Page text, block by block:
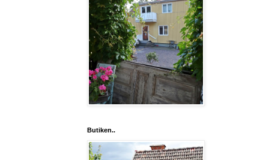
Butiken..